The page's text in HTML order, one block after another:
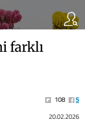
farklı
108
5
20.02.2026